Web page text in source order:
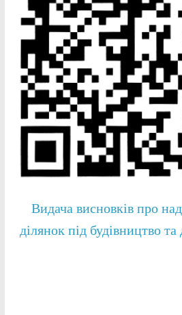
Видача висновків про
ділянок під будівництво